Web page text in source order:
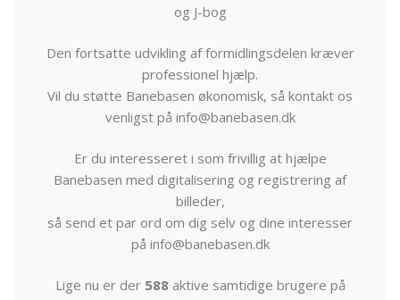
og J-bog
Den fortsatte udvikling af formidlingsdelen kræver
professionel hjælp.
Vil du støtte Banebasen økonomisk, så kontakt os
venligst på info@banebasen.dk
Er du interesseret i som frivillig at hjælpe
Banebasen med digitalisering og registrering af
billeder,
så send et par ord om dig selv og dine interesser
på info@banebasen.dk
Lige nu er der 588aktive samtidige brugere på